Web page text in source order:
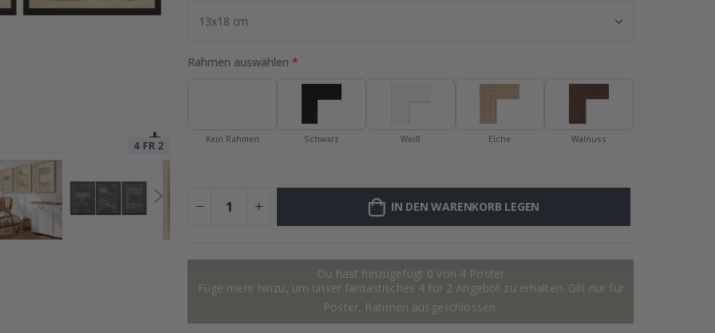
Rahmen auswählen
Kein Rahmen Schwarz Weiß Eiche Walnuss
IN DEN WARENKORB LEGEN
Du hast hinzugefügt 0 von 4 Poster
Füge mehr hinzu, um unser fantastisches 4 für 2 Angebot zu erhalten. Gilt nur für
Poster, Rahmen ausgeschlossen.